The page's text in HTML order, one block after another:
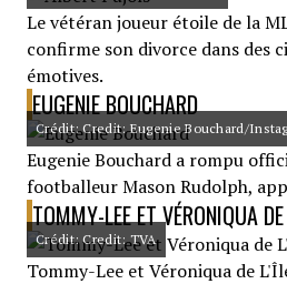
Le vétéran joueur étoile de la
confirme son divorce dans des
émotives.
EUGENIE BOUCHARD
Crédit: Credit: Eugenie Bouchard/
Eugenie Bouchard a rompu
footballeur Mason Rudolph,
TOMMY-LEE ET VÉRONIQUA
Crédit: Credit: TVA
Tommy-Lee et Véroniqua de